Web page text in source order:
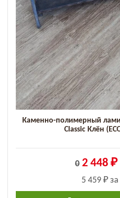
Каменно-полимерный
Classic Клён
0 2 448 ₽
5 459 ₽